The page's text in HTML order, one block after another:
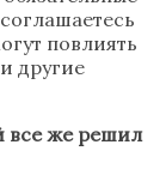
повлиять
другие
все же решил